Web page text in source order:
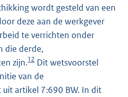
wordt gesteld van een
deze aan de werkgever
te verrichten onder
die derde,
zijn.12 Dit wetsvoorstel
van de
artikel 7:690 BW. In dit